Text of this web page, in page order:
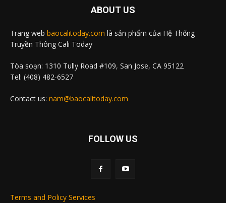
ABOUT US
Trang web baocalitoday.com là sản phẩm của Hệ Thống
Truyền Thông Cali Today
Tòa soạn: 1310 Tully Road #109, San Jose, CA 95122
Tel: (408) 482-6527
Contact us: nam@baocalitoday.com
FOLLOW US
Terms and Policy Services